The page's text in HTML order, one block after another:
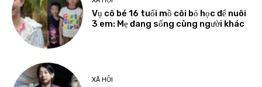
Vụ cô bé 16 tuổi mồ côi bỏ học để nuôi
3 em: Mẹ đang sống cùng người khác
XÃ HỘI